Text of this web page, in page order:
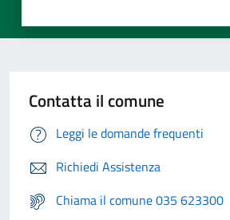
Contatta il comune
Leggi le domande frequenti
Richiedi Assistenza
Chiama il comune 035 623300